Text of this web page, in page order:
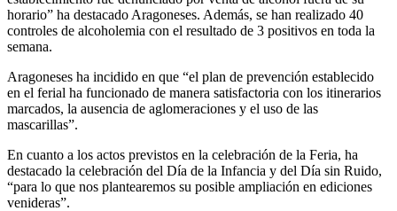
horario” ha destacado Aragoneses. Además, se han realizado 40
controles de alcoholemia con el resultado de 3 positivos en toda la
semana.
Aragoneses ha incidido en que “el plan de prevención establecido
en el ferial ha funcionado de manera satisfactoria con los itinerarios
marcados, la ausencia de aglomeraciones y el uso de las
mascarillas”.
En cuanto a los actos previstos en la celebración de la Feria, ha
destacado la celebración del Día de la Infancia y del Día sin Ruido,
“para lo que nos plantearemos su posible ampliación en ediciones
venideras”.